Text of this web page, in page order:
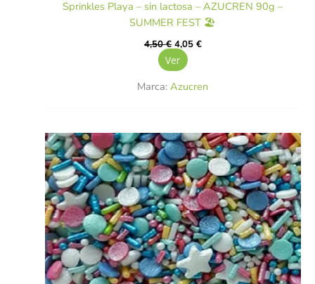
Sprinkles Playa – sin lactosa – AZUCREN 90g –
SUMMER FEST 🏖️
4,50€ 4,05 €
Ver
Marca:Azucren